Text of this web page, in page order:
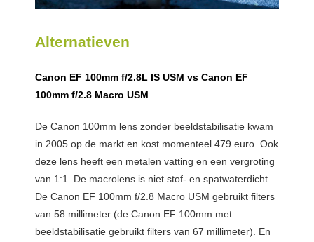
Alternatieven
Canon EF 100mm f/2.8L IS USM vs Canon EF
100mm f/2.8 Macro USM
De Canon 100mm lens zonder beeldstabilisatie kwam
in 2005 op de markt en kost momenteel 479 euro. Ook
deze lens heeft een metalen vatting en een vergroting
van 1:1. De macrolens is niet stof- en spatwaterdicht.
De Canon EF 100mm f/2.8 Macro USM gebruikt filters
van 58 millimeter (de Canon EF 100mm met
beeldstabilisatie gebruikt filters van 67 millimeter). En